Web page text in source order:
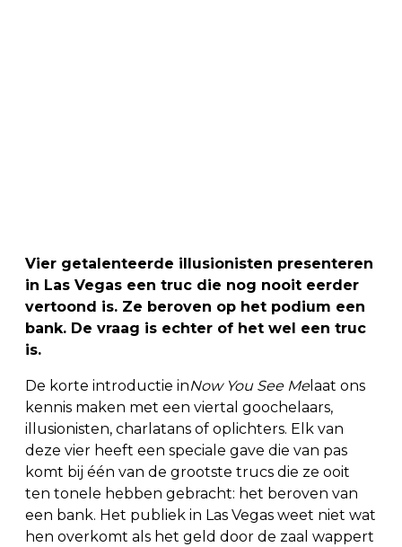
Vier getalenteerde illusionisten presenteren
in Las Vegas een truc die nog nooit eerder
vertoond is. Ze beroven op het podium een
bank. De vraag is echter of het wel een truc
is.
De korte introductie inNow You See Melaat ons
kennis maken met een viertal goochelaars,
illusionisten, charlatans of oplichters. Elk van
deze vier heeft een speciale gave die van pas
komt bij één van de grootste trucs die ze ooit
ten tonele hebben gebracht: het beroven van
een bank. Het publiek in Las Vegas weet niet wat
hen overkomt als het geld door de zaal wappert